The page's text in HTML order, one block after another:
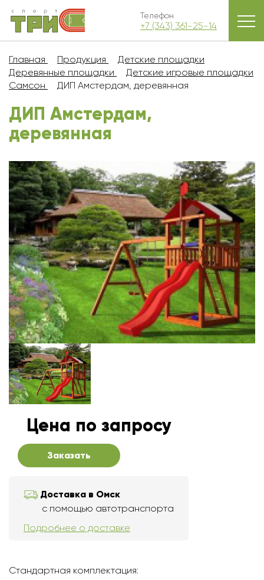
Телефон
+7 (343) 361-25-14
Главная Продукция
Детские площадки
Деревянные площадки
Детские игровые площадки
Самсон
ДИП Амстердам, деревянная
ДИП Амстердам,
деревянная
Цена по запросу
Заказать
Доставка в Омск
с помощью автотранспорта
Подробнее о доставке
Стандартная комплектация: